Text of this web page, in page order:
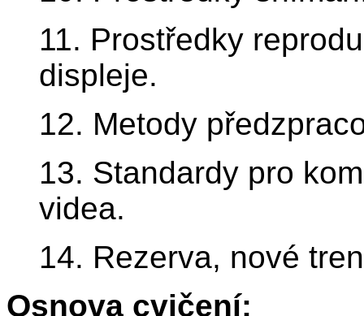
11. Prostředky
displeje.
12. Metody
13. Standardy pro
videa.
14. Rezerva, nové
Osnova cvičení: